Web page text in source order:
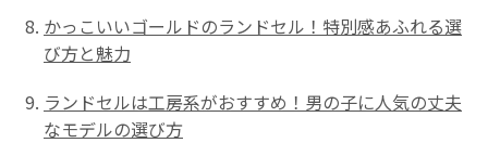
かっこいいゴールドのランドセル！特別感あふれる選
び方と魅力
ランドセルは工房系がおすすめ！男の子に人気の丈夫
なモデルの選び方